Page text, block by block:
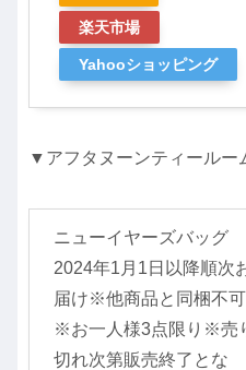
楽天市場
Yahooショッピング
▼アフタヌーンティール
ニューイヤーズバッグ
2024年1月1日以降順次
届け※他商品と同梱不可
※お一人様3点限り※売
切れ次第販売終了とな